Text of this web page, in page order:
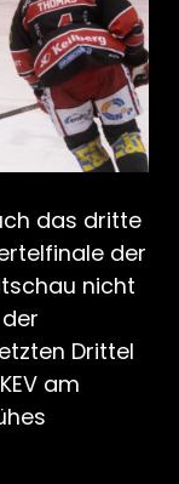
das dritte
der
nicht
Drittel
am